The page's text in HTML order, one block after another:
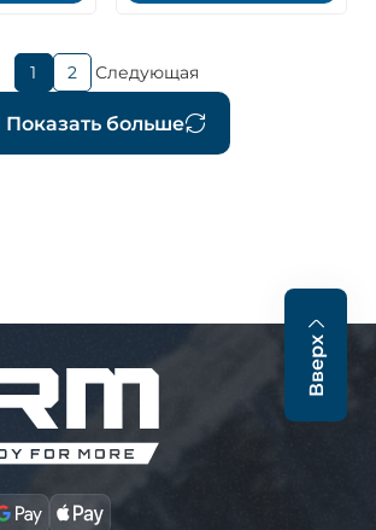
Нумерация
страниц
Показать больше
Текущая
страница
1
Страница
2
Следующая
страница
Следующая
Вверх